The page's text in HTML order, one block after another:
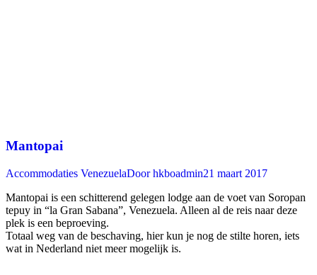
Mantopai
Accommodaties VenezuelaDoorhkboadmin21 maart 2017
Mantopai is een schitterend gelegen lodge aan de voet van Soropan
tepuy in “la Gran Sabana”, Venezuela. Alleen al de reis naar deze
plek is een beproeving.
Totaal weg van de beschaving, hier kun je nog de stilte horen, iets
wat in Nederland niet meer mogelijk is.